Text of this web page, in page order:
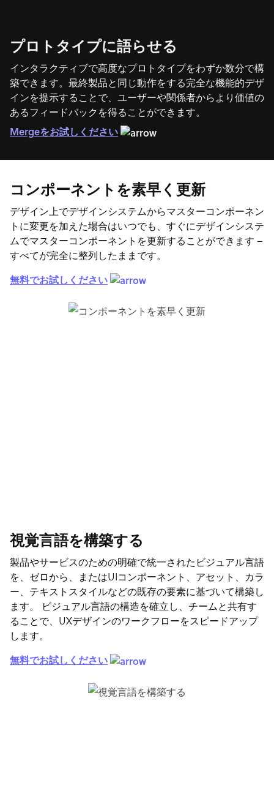
プロトタイプに語らせる
インタラクティブで高度なプロトタイプをわずか数分で構
築できます。最終製品と同じ動作をする完全な機能的デザ
インを提示することで、ユーザーや関係者からより価値の
あるフィードバックを得ることができます。
Mergeをお試しください
コンポーネントを素早く更新
デザイン上でデザインシステムからマスターコンポーネン
トに変更を加えた場合はいつでも、すぐにデザインシステ
ムでマスターコンポーネントを更新することができます –
すべてが完全に整列したままです。
無料でお試しください
視覚言語を構築する
製品やサービスのための明確で統一されたビジュアル言語
を、ゼロから、またはUIコンポーネント、アセット、カラ
ー、テキストスタイルなどの既存の要素に基づいて構築し
ます。 ビジュアル言語の構造を確立し、チームと共有す
ることで、UXデザインのワークフローをスピードアップ
します。
無料でお試しください